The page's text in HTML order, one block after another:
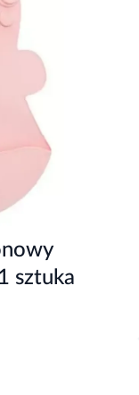
sztuka